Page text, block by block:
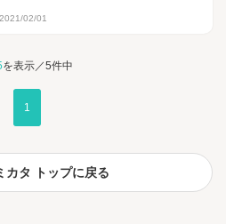
2021/02/01
を表示／5件中
1
カタ トップに戻る